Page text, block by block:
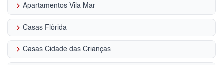
keyboard_arrow_right Apartamentos Vila Mar
keyboard_arrow_right Casas Flórida
keyboard_arrow_right Casas Cidade das Crianças